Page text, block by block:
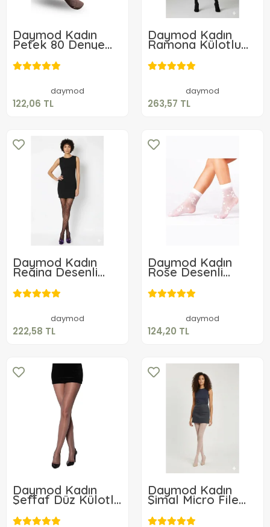
Daymod Kadın
Petek 80 Denye
Dizaltı Çorap
daymod
122,06 TL
122,06 TL
Daymod Kadın
Ramona Külotlu
Çorap
daymod
263,57 TL
263,57 TL
Daymod Kadın
Regina Desenli
Külotlu Çorap
daymod
222,58 TL
222,58 TL
Daymod Kadın
Rose Desenli
Soket Beyaz
daymod
124,20 TL
124,20 TL
Daymod Kadın
Şeffaf Düz Külotlu
Çorap206,87 TL
Daymod Kadın
Şimal Micro File
Desenli Külotlu
Çorap263,57 TL